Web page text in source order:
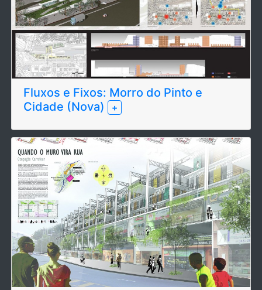
Fluxos e Fixos: Morro do Pinto e
Cidade (Nova)
+